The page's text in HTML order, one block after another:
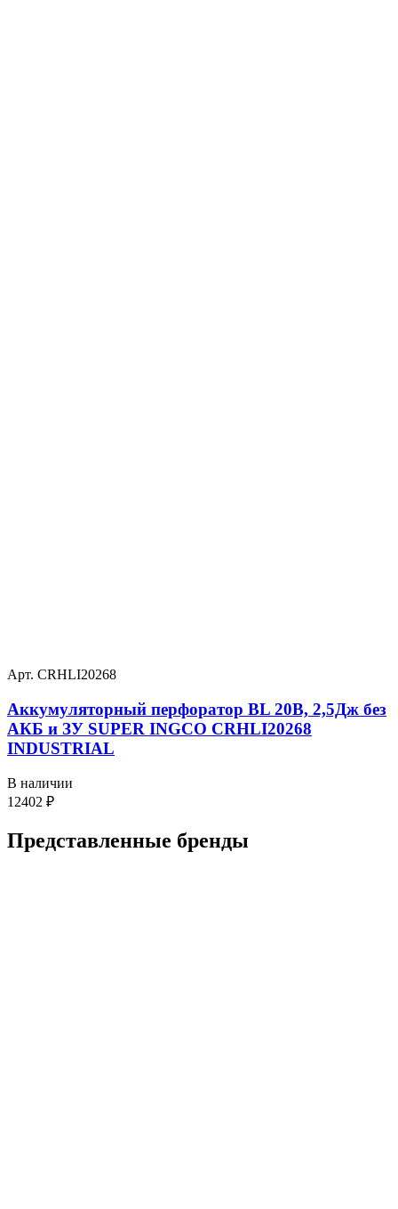
Арт. CRHLI20268
Аккумуляторный перфоратор BL 20В, 2,5Дж без
АКБ и ЗУ SUPER INGCO CRHLI20268
INDUSTRIAL
В наличии
12402 ₽
Представленные бренды